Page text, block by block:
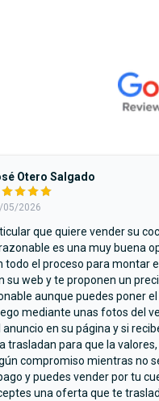
Otero Salgado
05/2026
que quiere vender su
es una muy buena
todo el proceso para montar
su web y te proponen un
aunque puedes poner
mediante unas fotos del
en su página y si
trasladan para que la
compromiso mientras no
y puedes vender por tu
una oferta que te